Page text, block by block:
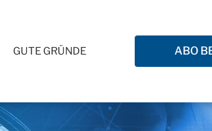
GUTE GRÜNDE ABO